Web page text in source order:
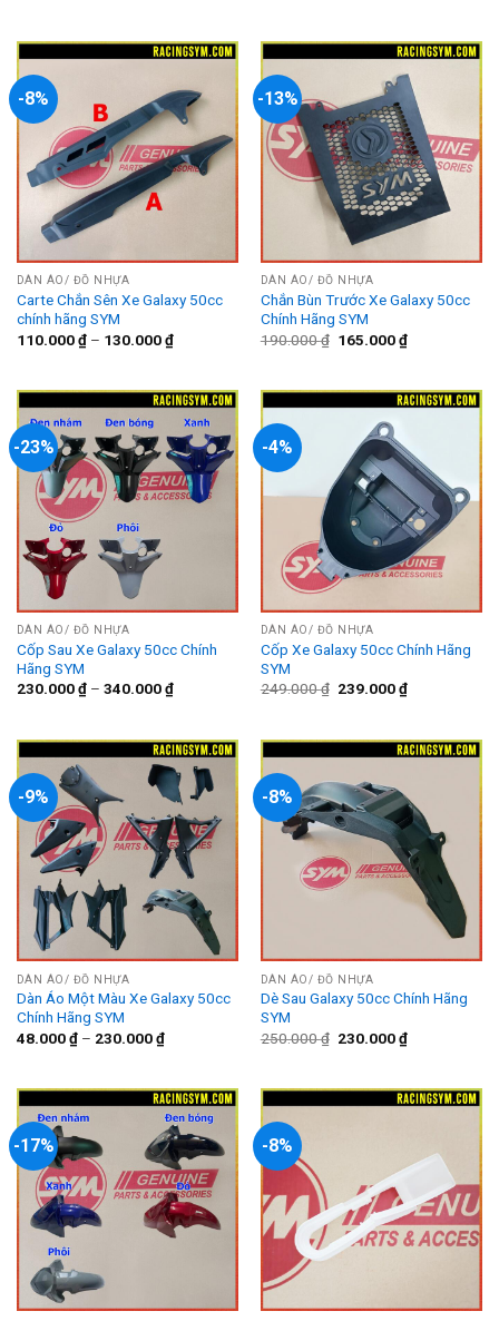
-8%
DÀN ÁO/ ĐỒ NHỰA
Carte Chắn Sên Xe Galaxy 50cc
chính hãng SYM
110.000₫– 130.000₫
-13%
DÀN ÁO/ ĐỒ NHỰA
Chắn Bùn Trước Xe Galaxy 50cc
Chính Hãng SYM
190.000₫ Giá
165.000₫Giá
hiện
165.000 ₫.
-23%
DÀN ÁO/ ĐỒ NHỰA
Cốp Sau Xe Galaxy 50cc Chính
Hãng SYM
230.000₫– 340.000₫
-4%
DÀN ÁO/ ĐỒ NHỰA
Cốp Xe Galaxy 50cc Chính Hãng
SYM
249.000₫ Giá
239.000₫Giá
hiện
239.000 ₫.
-9%
DÀN ÁO/ ĐỒ NHỰA
Dàn Áo Một Màu Xe Galaxy 50cc
Chính Hãng SYM
48.000₫– 230.000₫
-8%
DÀN ÁO/ ĐỒ NHỰA
Dè Sau Galaxy 50cc Chính Hãng
SYM
250.000₫ Giá
230.000₫Giá
hiện
230.000 ₫.
-17% -8%